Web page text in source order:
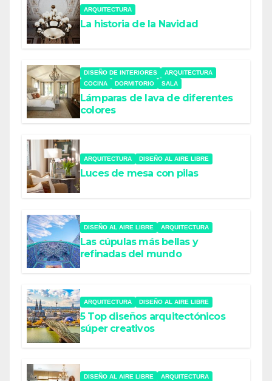
ARQUITECTURA
La historia de la Navidad
DISEÑO DE INTERIORES
ARQUITECTURA
COCINA
DORMITORIO SALA
Lámparas de lava de diferentes
colores
ARQUITECTURA DISEÑO AL AIRE LIBRE
Luces de mesa con pilas
DISEÑO AL AIRE LIBRE ARQUITECTURA
Las cúpulas más bellas y
refinadas del mundo
ARQUITECTURA DISEÑO AL AIRE LIBRE
5 Top diseños arquitectónicos
súper creativos
DISEÑO AL AIRE LIBRE ARQUITECTURA